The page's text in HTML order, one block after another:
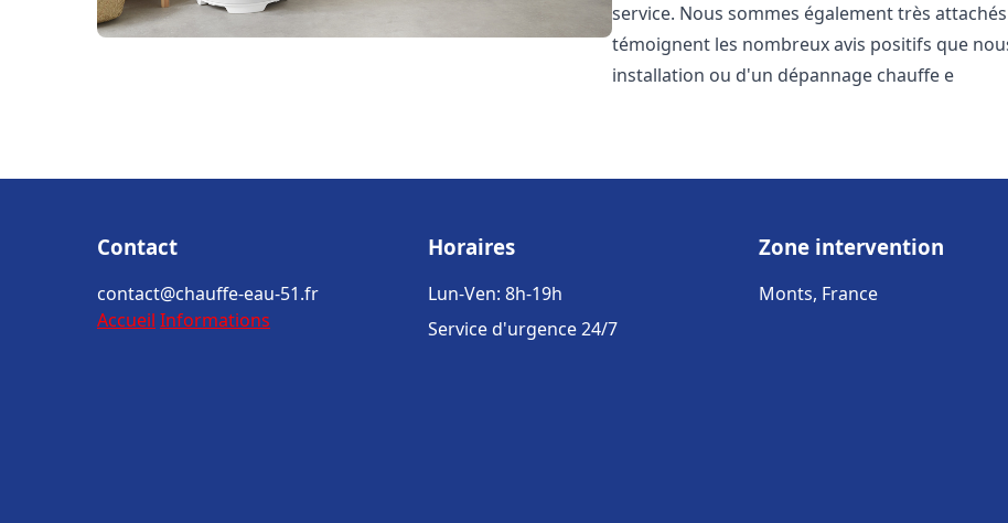
service. Nous sommes également très
témoignent les nombreux avis positifs que
installation ou d'un dépannage chauffe e
Contact
contact@chauffe-eau-51.fr
Accueil Informations
Horaires
Lun-Ven: 8h-19h
Service d'urgence 24/7
Zone intervention
Monts, France